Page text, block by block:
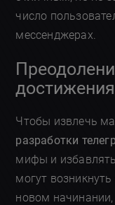
число
мессенджерах.
Чтобы извлечь
разработки
мифы и
могут
новом